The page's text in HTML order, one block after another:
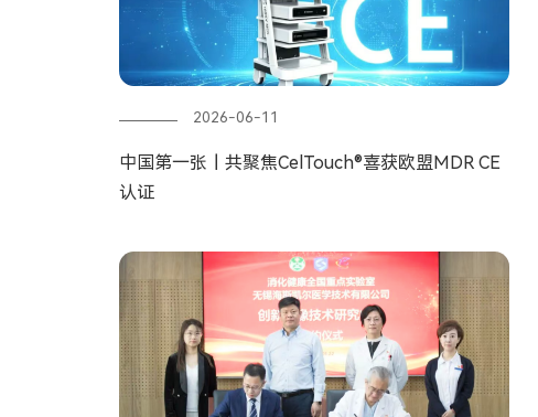
2026-06-11
中国第一张丨共聚焦CelTouch®喜获欧盟MDR CE
认证